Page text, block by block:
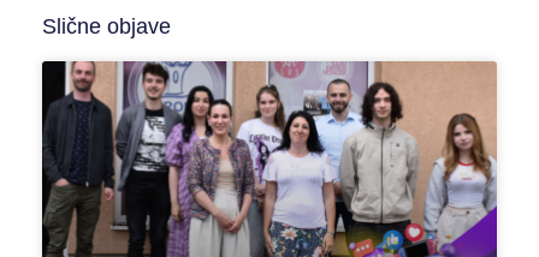
Slične objave